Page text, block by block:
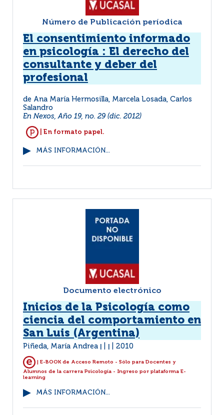
Número de Publicación períodica
El consentimiento informado
en psicología : El derecho del
consultante y deber del
profesional
de Ana María Hermosilla, Marcela Losada, Carlos
Salandro
En Nexos, Año 19, no. 29 (dic. 2012)
| En formato papel.
MÁS INFORMACIÓN...
Documento electrónico
Inicios de la Psicología como
ciencia del comportamiento en
San Luis (Argentina)
Piñeda, María Andrea 2010
| E-BOOK de Acceso Remoto - Sólo para Docentes y
Alumnos de la carrera Psicología - Ingreso por plataforma E-
learning
MÁS INFORMACIÓN...